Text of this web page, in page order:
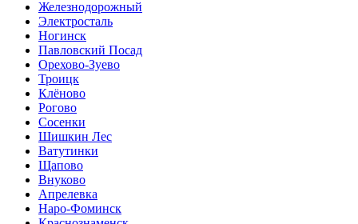
Железнодорожный
Электросталь
Ногинск
Павловский Посад
Орехово-Зуево
Троицк
Клёново
Рогово
Сосенки
Шишкин Лес
Ватутинки
Щапово
Внуково
Апрелевка
Наро-Фоминск